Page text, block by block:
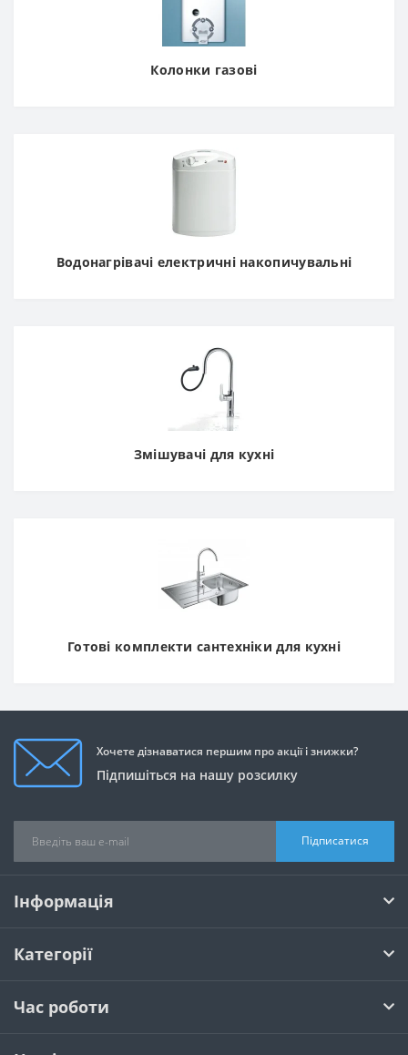
Колонки газові
Водонагрівачі електричні накопичувальні
Змішувачі для кухні
Готові комплекти сантехніки для кухні
Хочете дізнаватися першим про акції і знижки?
Підпишіться на нашу розсилку
Підписатися
Інформація
Категорії
Час роботи